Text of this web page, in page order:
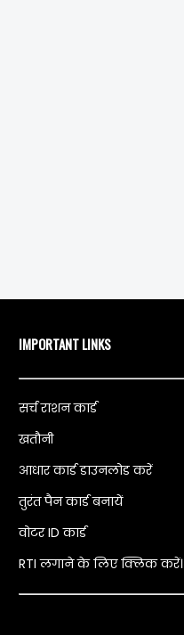
IMPORTANT LINKS
सर्च राशन कार्ड
खतौनी
आधार कार्ड डाउनलोड करें
तुरंत पैन कार्ड बनायें
वोटर ID कार्ड
RTI लगाने के लिए क्लिक करें।